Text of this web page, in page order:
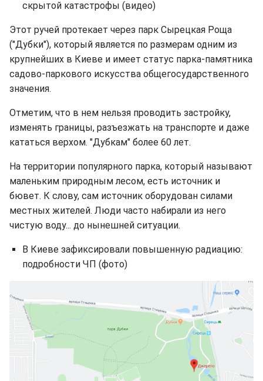
скрытой катастрофы (видео)
Этот ручей протекает через парк Сырецкая Роща
("Дубки"), который является по размерам одним из
крупнейших в Киеве и имеет статус парка-памятника
садово-паркового искусства общегосударственного
значения.
Отметим, что в нем нельзя проводить застройку,
изменять границы, разъезжать на транспорте и даже
кататься верхом. "Дубкам" более 60 лет.
На территории популярного парка, который называют
маленьким природным лесом, есть источник и
бювет. К слову, сам источник оборудован силами
местных жителей. Люди часто набирали из него
чистую воду... до нынешней ситуации.
В Киеве зафиксировали повышенную радиацию:
подробности ЧП (фото)